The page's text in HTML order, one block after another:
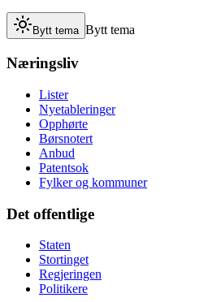
Bytt tema Bytt tema
Næringsliv
Lister
Nyetableringer
Opphørte
Børsnotert
Anbud
Patentsok
Fylker og kommuner
Det offentlige
Staten
Stortinget
Regjeringen
Politikere